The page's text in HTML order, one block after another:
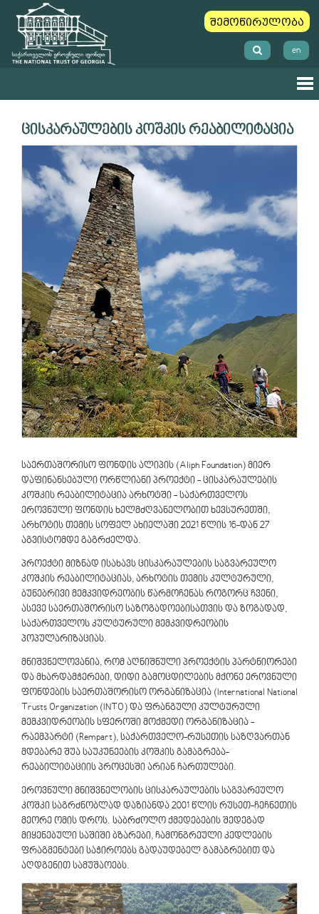
შემოწირულობა
en
ცისკარაულების კოშკის რეაბილიტაცია
საერთაშორისო ფონდის ალიპის (Aliph Foundation) მიერ
დაფინანსებული ორწლიანი პროექტი - ცისკარაულების
კოშკის რეაბილიტაცია არხოტში - საქართველოს
ეროვნული ფონდის ხელმძღვანელობით ხევსურეთში,
არხოტის თემის სოფელ ახიელაში 2021 წლის 16-დან 27
აგვისტომდე გაგრძელდა.
პროექტი მიზნად ისახავს ცისკარაულების საგვარეულო
კოშკის რეაბილიტაციას, არხოტის თემის კულტურული,
ბუნებრივი მემკვიდრეობის წარმოჩენას როგორც ჩვენი,
ასევე საერთაშორისო საზოგადოებისათვის და ზოგადად,
საქართველოს კულტურული მემკვიდრეობის
პოპულარიზაციას.
მნიშვნელოვანია, რომ აღნიშნული პროექტის პარტნიორები
და მხარდამჭერები, დიდი გამოცდილების მქონე ეროვნული
ფონდების საერთაშორისო ორგანიზაცია (International National
Trusts Organization (INTO) და ფრანგული კულტურული
მემკვიდრეობის სფეროში მოქმედი ორგანიზაცია -
რაემპარტი (Rempart), საქართველო-რუსეთის საზღვართან
მდებარე შუა საუკუნეების კოშკის გამაგრება-
რეაბილიტაციის პროცესში არიან ჩართულები.
ეროვნული მნიშვნელობის ცისკარაულების საგვარეულო
კოშკი საგრძნობლად დაზიანდა 2001 წლის რუსეთ-ჩეჩნეთის
მეორე ომის დროს. საბრძოლო ქმედებების შედეგად
მიყენებული საშიში ბზარები, ჩამონგრეული კედლების
ფრაგმენტები საჭიროებს გადაუდებელ გამაგრებით და
აღდგენით სამუშაოებს.